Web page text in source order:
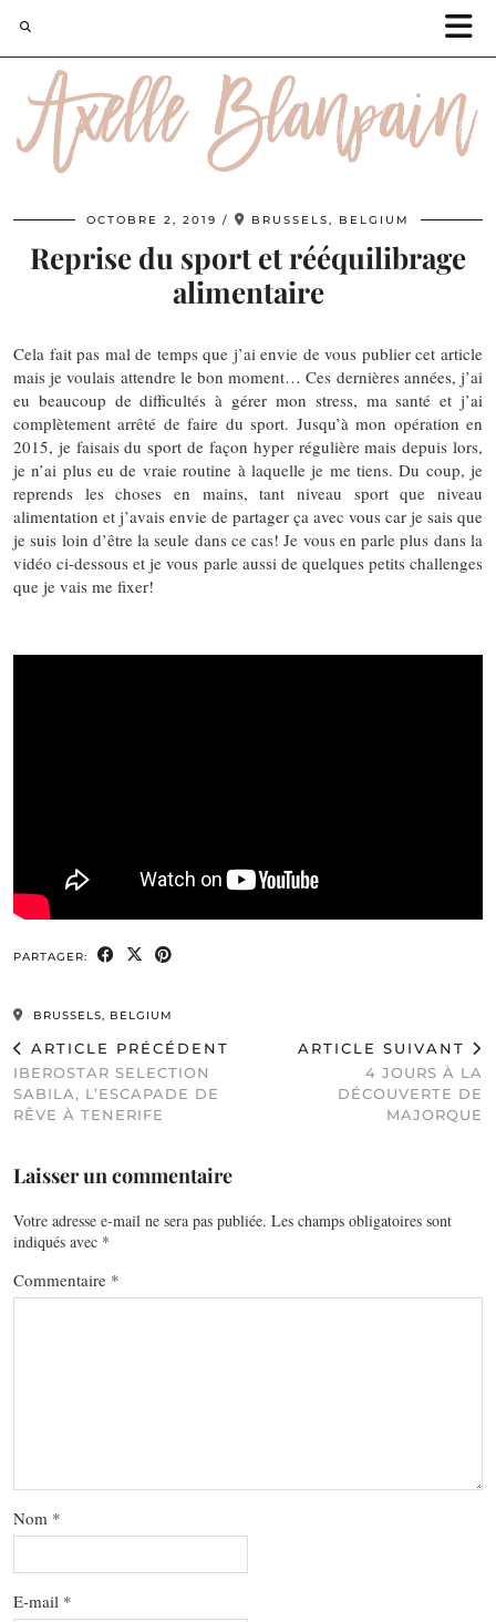
OCTOBRE 2, 2019 BRUSSELS, BELGIUM
Reprise du sport et rééquilibrage
alimentaire
Cela fait pas mal de temps que j’ai envie de vous publier cet article
mais je voulais attendre le bon moment… Ces dernières années, j’ai
eu beaucoup de difficultés à gérer mon stress, ma santé et j’ai
complètement arrêté de faire du sport. Jusqu’à mon opération en
2015, je faisais du sport de façon hyper régulière mais depuis lors,
je n’ai plus eu de vraie routine à laquelle je me tiens. Du coup, je
reprends les choses en mains, tant niveau sport que niveau
alimentation et j’avais envie de partager ça avec vous car je sais que
je suis loin d’être la seule dans ce cas! Je vous en parle plus dans la
vidéo ci-dessous et je vous parle aussi de quelques petits challenges
que je vais me fixer!
PARTAGER:
BRUSSELS, BELGIUM
ARTICLE PRÉCÉDENT
IBEROSTAR SELECTION
SABILA, L’ESCAPADE DE
RÊVE À TENERIFE
ARTICLE SUIVANT
4 JOURS À LA
DÉCOUVERTE DE
MAJORQUE
Laisser un commentaire
Votre adresse e-mail ne sera pas publiée. Les champs obligatoires sont
indiqués avec *
Commentaire *
Nom *
E-mail *